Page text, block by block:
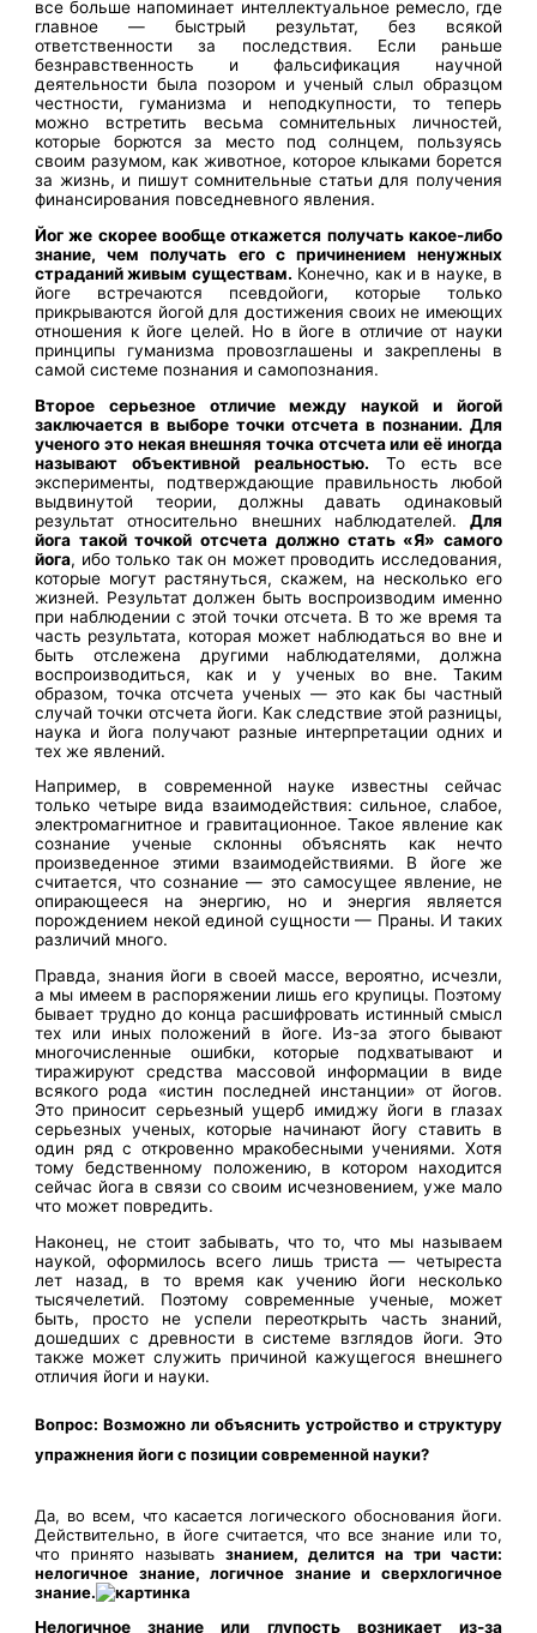
все больше напоминает интеллектуальное ремесло, где
главное — быстрый результат, без всякой
ответственности за последствия. Если раньше
безнравственность и фальсификация научной
деятельности была позором и ученый слыл образцом
честности, гуманизма и неподкупности, то теперь
можно встретить весьма сомнительных личностей,
которые борются за место под солнцем, пользуясь
своим разумом, как животное, которое клыками борется
за жизнь, и пишут сомнительные статьи для получения
финансирования повседневного явления.
Йог же скорее вообще откажется получать какое-либо
знание, чем получать его с причинением ненужных
страданий живым существам. Конечно, как и в науке, в
йоге встречаются псевдойоги, которые только
прикрываются йогой для достижения своих не имеющих
отношения к йоге целей. Но в йоге в отличие от науки
принципы гуманизма провозглашены и закреплены в
самой системе познания и самопознания.
Второе серьезное отличие между наукой и йогой
заключается в выборе точки отсчета в познании. Для
ученого это некая внешняя точка отсчета или её иногда
называют объективной реальностью. То есть все
эксперименты, подтверждающие правильность любой
выдвинутой теории, должны давать одинаковый
результат относительно внешних наблюдателей. Для
йога такой точкой отсчета должно стать «Я» самого
йога, ибо только так он может проводить исследования,
которые могут растянуться, скажем, на несколько его
жизней. Результат должен быть воспроизводим именно
при наблюдении с этой точки отсчета. В то же время та
часть результата, которая может наблюдаться во вне и
быть отслежена другими наблюдателями, должна
воспроизводиться, как и у ученых во вне. Таким
образом, точка отсчета ученых — это как бы частный
случай точки отсчета йоги. Как следствие этой разницы,
наука и йога получают разные интерпретации одних и
тех же явлений.
Например, в современной науке известны сейчас
только четыре вида взаимодействия: сильное, слабое,
электромагнитное и гравитационное. Такое явление как
сознание ученые склонны объяснять как нечто
произведенное этими взаимодействиями. В йоге же
считается, что сознание — это самосущее явление, не
опирающееся на энергию, но и энергия является
порождением некой единой сущности — Праны. И таких
различий много.
Правда, знания йоги в своей массе, вероятно, исчезли,
а мы имеем в распоряжении лишь его крупицы. Поэтому
бывает трудно до конца расшифровать истинный смысл
тех или иных положений в йоге. Из-за этого бывают
многочисленные ошибки, которые подхватывают и
тиражируют средства массовой информации в виде
всякого рода «истин последней инстанции» от йогов.
Это приносит серьезный ущерб имиджу йоги в глазах
серьезных ученых, которые начинают йогу ставить в
один ряд с откровенно мракобесными учениями. Хотя
тому бедственному положению, в котором находится
сейчас йога в связи со своим исчезновением, уже мало
что может повредить.
Наконец, не стоит забывать, что то, что мы называем
наукой, оформилось всего лишь триста — четыреста
лет назад, в то время как учению йоги несколько
тысячелетий. Поэтому современные ученые, может
быть, просто не успели переоткрыть часть знаний,
дошедших с древности в системе взглядов йоги. Это
также может служить причиной кажущегося внешнего
отличия йоги и науки.
Вопрос: Возможно ли объяснить устройство и структуру
упражнения йоги с позиции современной науки?
Да, во всем, что касается логического обоснования йоги.
Действительно, в йоге считается, что все знание или то,
что принято называтьзнанием, делится на три части:
нелогичное знание, логичное знание и сверхлогичное
знание.
Нелогичное знание или глупость возникает из-за